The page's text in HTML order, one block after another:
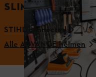
SLIMME
STIHL connected
Alle ADVANCE helmen